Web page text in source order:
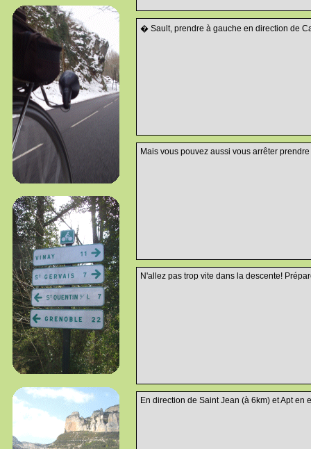
� Sault, prendre à gauche en direction de
Mais vous pouvez aussi vous arrêter
N'allez pas trop vite dans la descente!
En direction de Saint Jean (à 6km) et Apt en